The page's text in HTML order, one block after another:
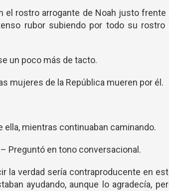
el rostro arrogante de Noah justo frente
rubor subiendo por todo su rostro
un poco más de tacto.
mujeres de la República mueren por él.
ella, mientras continuaban caminando.
Preguntó en tono conversacional.
la verdad sería contraproducente en
ayudando, aunque lo agradecía,